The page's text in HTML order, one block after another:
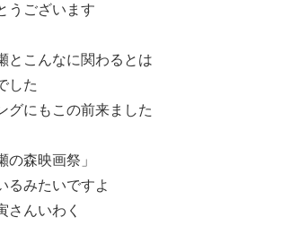
うございます
とこんなに関わるとは
した
グにもこの前来ました
の森映画祭」
るみたいですよ
さんいわく